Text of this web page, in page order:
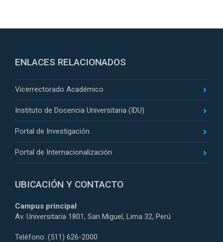
ENLACES RELACIONADOS
Vicerrectorado Académico
Instituto de Docencia Universitaria (IDU)
Portal de Investigación
Portal de Internacionalización
UBICACIÓN Y CONTACTO
Campus principal
Av. Universitaria 1801, San Miguel, Lima 32, Perú
Teléfono: (511) 626-2000